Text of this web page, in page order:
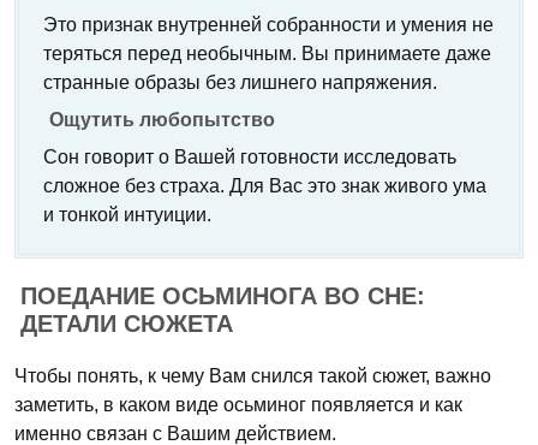
Это признак внутренней собранности и умения не
теряться перед необычным. Вы принимаете даже
странные образы без лишнего напряжения.
Ощутить любопытство
Сон говорит о Вашей готовности исследовать
сложное без страха. Для Вас это знак живого ума
и тонкой интуиции.
ПОЕДАНИЕ ОСЬМИНОГА ВО СНЕ:
ДЕТАЛИ СЮЖЕТА
Чтобы понять, к чему Вам снился такой сюжет, важно
заметить, в каком виде осьминог появляется и как
именно связан с Вашим действием.